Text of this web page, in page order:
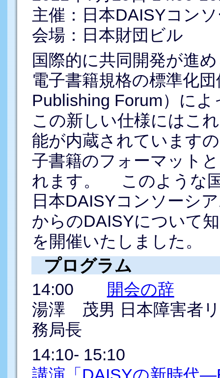
主催：日本DAISYコン
会場：日本財団ビル
国際的に共同開発が進
電子書籍規格の標準化
Publishing Forum）に
この新しい仕様にはこ
能が内蔵されています
子書籍のフォーマット
れます。 このような
日本DAISYコンソーシ
からのDAISYについて
を開催いたしました。
プログラム
14:00
開会の辞
湯澤 茂男 日本障害者
務局長
14:10- 15:10